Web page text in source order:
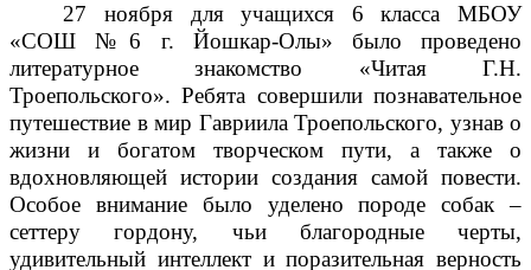
27 ноября для учащихся 6 класса МБОУ
«СОШ №6 г. Йошкар-Олы» было проведено
литературное знакомство «Читая Г.Н.
Троепольского». Ребята совершили познавательное
путешествие в мир Гавриила Троепольского, узнав о
жизни и богатом творческом пути, а также о
вдохновляющей истории создания самой повести.
Особое внимание было уделено породе собак –
сеттеру гордону, чьи благородные черты,
удивительный интеллект и поразительная верность